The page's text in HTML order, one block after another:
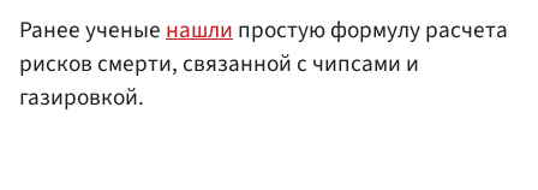
Ранее ученыенашлипростую формулу расчета
рисков смерти, связанной с чипсами и
газировкой.